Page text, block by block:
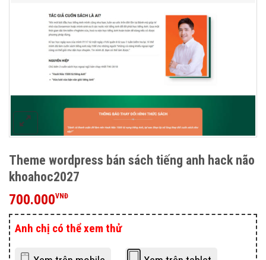
Theme wordpress bán sách tiếng anh hack não
khoahoc2027
700.000VNĐ
Anh chị có thể xem thử